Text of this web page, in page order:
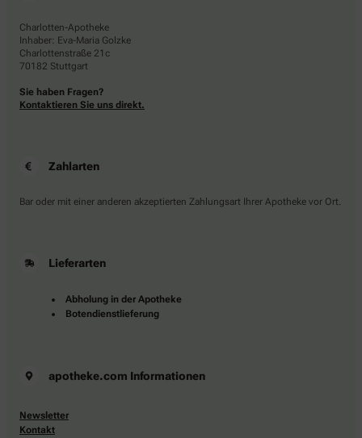
Charlotten-Apotheke
Inhaber: Eva-Maria Golzke
Charlottenstraße 21c
70182 Stuttgart
Sie haben Fragen?
Kontaktieren Sie uns direkt.
Zahlarten
Bar oder mit einer anderen akzeptierten Zahlungsart Ihrer Apotheke vor Ort.
Lieferarten
Abholung in der Apotheke
Botendienstlieferung
apotheke.com Informationen
Newsletter
Kontakt